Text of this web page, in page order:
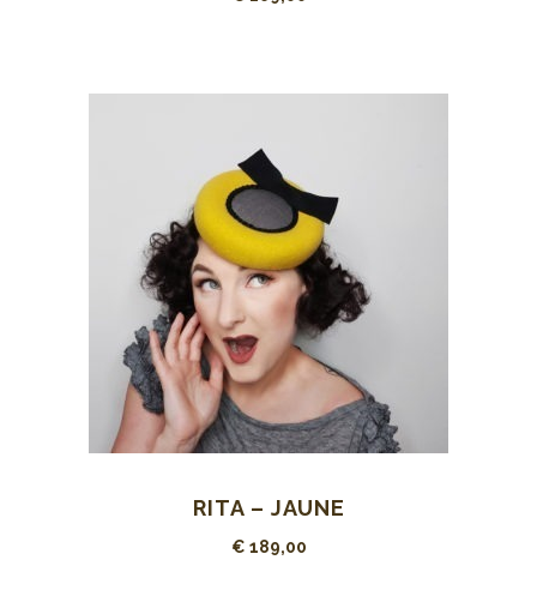
RITA – JAUNE
€ 189,00